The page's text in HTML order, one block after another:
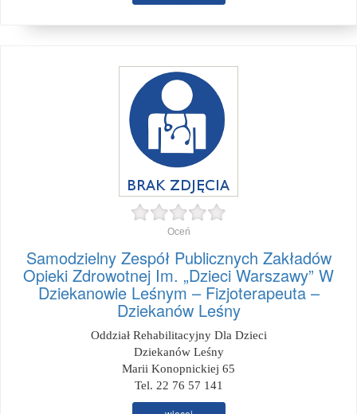
Oceń
Samodzielny Zespół Publicznych Zakładów
Opieki Zdrowotnej Im. „Dzieci Warszawy” W
Dziekanowie Leśnym – Fizjoterapeuta –
Dziekanów Leśny
Oddział Rehabilitacyjny Dla Dzieci
Dziekanów Leśny
Marii Konopnickiej 65
Tel. 22 76 57 141